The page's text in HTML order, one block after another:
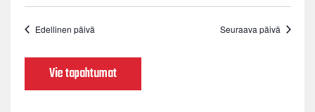
Edellinen päivä Seuraava päivä
Vie tapahtumat